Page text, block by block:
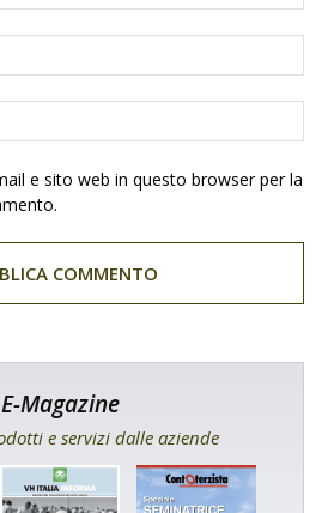
e sito web in questo browser per la
E-Magazine
e servizi dalle aziende